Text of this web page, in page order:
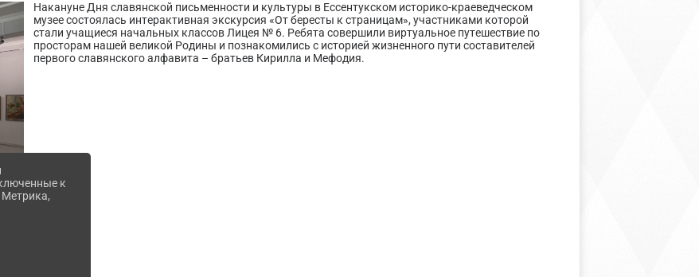
Накануне Дня славянской письменности и культуры в Ессентукском историко-краеведческом
музее состоялась интерактивная экскурсия «От бересты к страницам», участниками которой
стали учащиеся начальных классов Лицея № 6. Ребята совершили виртуальное путешествие по
просторам нашей великой Родины и познакомились с историей жизненного пути составителей
первого славянского алфавита – братьев Кирилла и Мефодия.
к
Метрика,